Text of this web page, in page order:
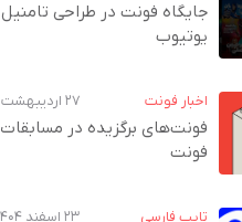
جایگاه فونت در طراحی تامنیل
یوتیوب
اخبار فونت ۲۷ اردیبهشت ۱۴۰۵
فونت‌های برگزیده در مسابقات
فونت
تایپ فارسی ۲۳ اسفند ۱۴۰۴